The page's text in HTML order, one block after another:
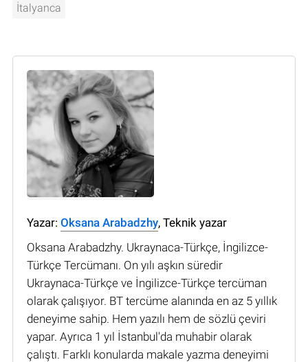
İtalyanca
Yazar: Oksana Arabadzhy, Teknik yazar
Oksana Arabadzhy. Ukraynaca-Türkçe, İngilizce-
Türkçe Tercümanı. On yılı aşkın süredir
Ukraynaca-Türkçe ve İngilizce-Türkçe tercüman
olarak çalışıyor. BT tercüme alanında en az 5 yıllık
deneyime sahip. Hem yazılı hem de sözlü çeviri
yapar. Ayrıca 1 yıl İstanbul'da muhabir olarak
çalıştı. Farklı konularda makale yazma deneyimi